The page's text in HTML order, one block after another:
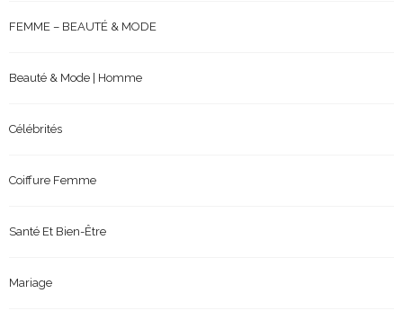
FEMME – BEAUTÉ & MODE
Beauté & Mode | Homme
Célébrités
Coiffure Femme
Santé Et Bien-Être
Mariage